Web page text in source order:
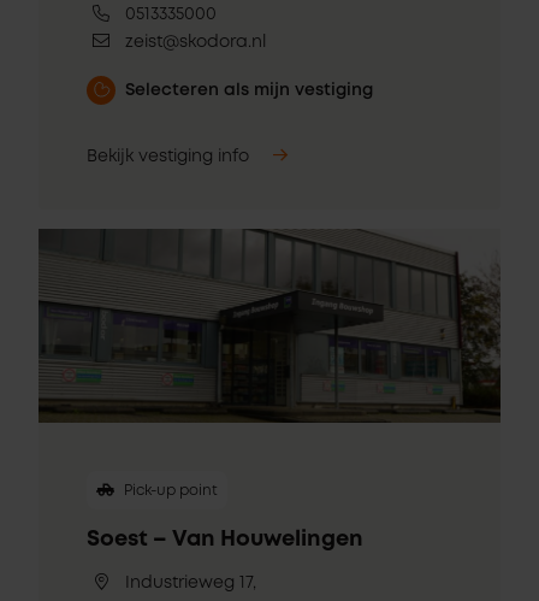
0513335000
zeist@skodora.nl
Selecteren als mijn vestiging
Bekijk vestiging info
Pick-up point
Soest – Van Houwelingen
Industrieweg 17,